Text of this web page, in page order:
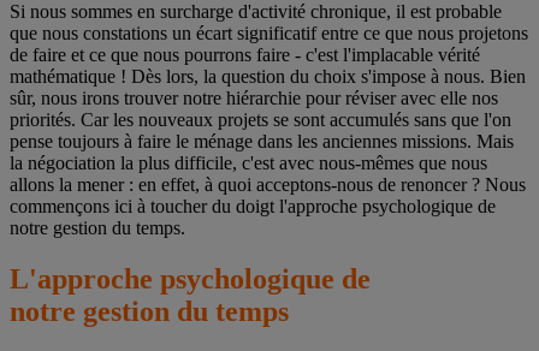
Si nous sommes en surcharge d'activité chronique, il est probable
que nous constations un écart significatif entre ce que nous projetons
de faire et ce que nous pourrons faire - c'est l'implacable vérité
mathématique ! Dès lors, la question du choix s'impose à nous. Bien
sûr, nous irons trouver notre hiérarchie pour réviser avec elle nos
priorités. Car les nouveaux projets se sont accumulés sans que l'on
pense toujours à faire le ménage dans les anciennes missions. Mais
la négociation la plus difficile, c'est avec nous-mêmes que nous
allons la mener : en effet, à quoi acceptons-nous de renoncer ? Nous
commençons ici à toucher du doigt l'approche psychologique de
notre gestion du temps.
L'approche psychologique de
notre gestion du temps